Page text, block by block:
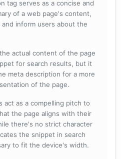
tag serves as a concise and
of a web page's content,
inform users about the
actual content of the page
for search results, but it
meta description for a more
of the page.
act as a compelling pitch to
the page aligns with their
there's no strict character
the snippet in search
to fit the device's width.